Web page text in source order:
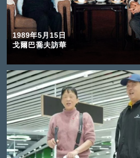
1989年5月15日
戈爾巴喬夫訪華